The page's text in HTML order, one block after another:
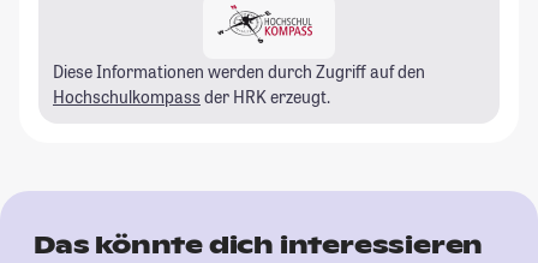
Diese Informationen werden durch Zugriff auf den
Hochschulkompass der HRK erzeugt.
Das könnte dich interessieren